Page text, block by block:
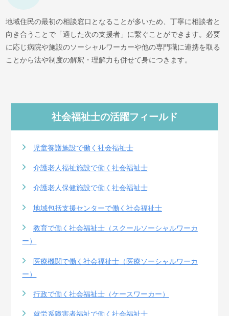
地域住民の最初の相談窓口となることが多いため、丁寧に相談者と
向き合うことで「適した次の支援者」に繋ぐことができます。必要
に応じ病院や施設のソーシャルワーカーや他の専門職に連携を取る
ことから法や制度の解釈・理解力も併せて身につきます。
社会福祉士の活躍フィールド
児童養護施設で働く社会福祉士
介護老人福祉施設で働く社会福祉士
介護老人保健施設で働く社会福祉士
地域包括支援センターで働く社会福祉士
教育で働く社会福祉士（スクールソーシャルワーカ
ー）
医療機関で働く社会福祉士（医療ソーシャルワーカ
ー）
行政で働く社会福祉士（ケースワーカー）
就労系障害者福祉で働く社会福祉士